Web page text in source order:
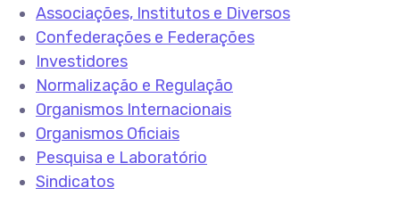
Associações, Institutos e Diversos
Confederações e Federações
Investidores
Normalização e Regulação
Organismos Internacionais
Organismos Oficiais
Pesquisa e Laboratório
Sindicatos